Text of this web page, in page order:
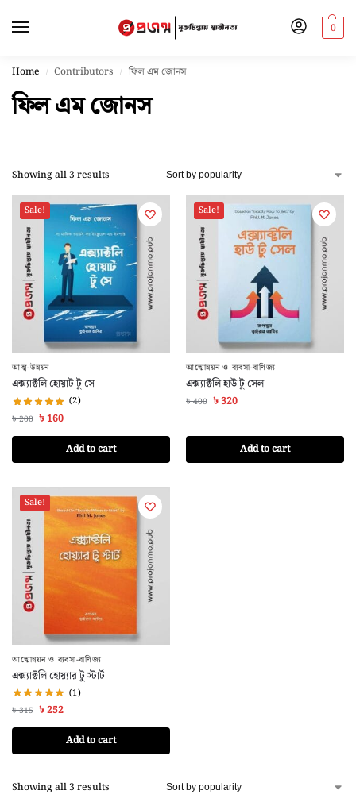
0
Home / Contributors / ফিল এম জোনস
ফিল এম জোনস
Showing all 3 results
Sale!
আত্ম-উন্নয়ন
এক্স্যাক্টলি হোয়াট টু সে
(2)
৳200 ৳160
Add to cart
Sale!
আত্মোন্নয়ন ও ব্যবসা-বাণিজ্য
এক্স্যাক্টলি হাউ টু সেল
৳400 ৳320
Add to cart
Sale!
আত্মোন্নয়ন ও ব্যবসা-বাণিজ্য
এক্স্যাক্টলি হোয়্যার টু স্টার্ট
(1)
৳315 ৳252
Add to cart
Showing all 3 results